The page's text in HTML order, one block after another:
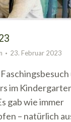
23. Februar 2023
im
gab wie immer
– natürlich